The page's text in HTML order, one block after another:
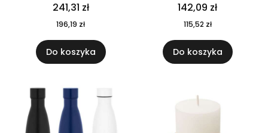
241,31 zł
196,19 zł
Do koszyka
142,09 zł
115,52 zł
Do koszyka